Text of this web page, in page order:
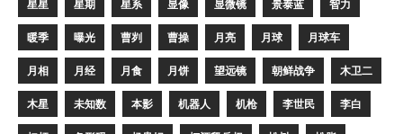
星星 星期 星系 显像 显微镜 景泰蓝 智力
暖季 曝光 曹刿 曹操 月亮 月球 月球车
月相 月经 月食 月饼 望远镜 朝鲜战争 木卫二
木星 未知数 本影 机器人 机枪 李世民 李白